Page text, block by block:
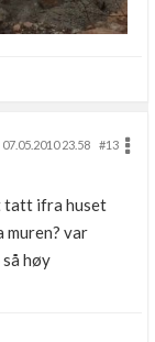
07.05.2010 23.58
#13
tatt ifra huset
var
høy